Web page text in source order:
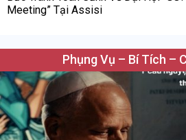
Meeting” Tại Assisi
Phụng Vụ – Bí Tích –